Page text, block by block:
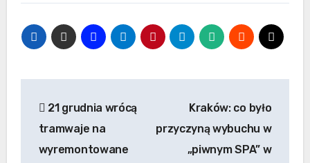
wpisu
21 grudnia wrócą
tramwaje na
wyremontowane
Kraków: co było
przyczyną wybuchu w
„piwnym SPA” w